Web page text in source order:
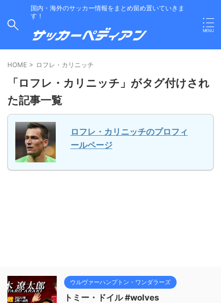
国内・海外のサッカー情報をまとめ留め置いていきま
す！
HOME > ロフレ・カリニッチ
「ロフレ・カリニッチ」がタグ付けされ
た記事一覧
ロフレ・カリニッチのプロフィ
ールページ
ウルヴァーハンプトン・ワンダラーズ
トミー・ドイル #wolves